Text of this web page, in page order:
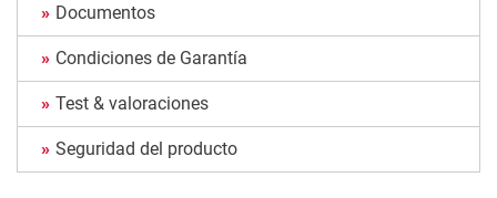
Documentos
Condiciones de Garantía
Test & valoraciones
Seguridad del producto